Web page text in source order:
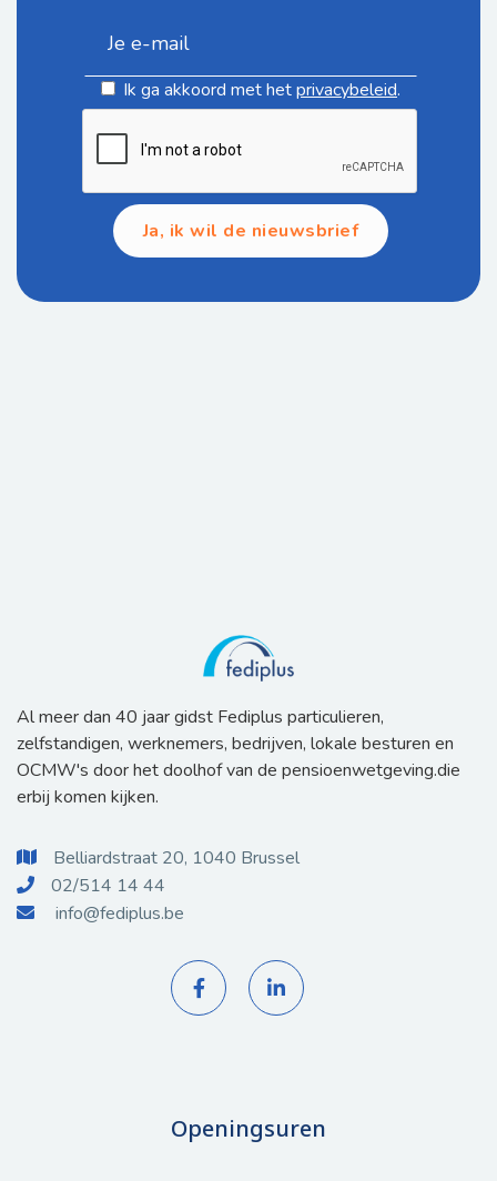
Ik ga akkoord met hetprivacybeleid.
Al meer dan 40 jaar gidst Fediplus particulieren,
zelfstandigen, werknemers, bedrijven, lokale besturen en
OCMW's door het doolhof van de pensioenwetgeving.die
erbij komen kijken.
 Belliardstraat 20, 1040 Brussel
 02/514 14 44
 info@fediplus.be
 
Openingsuren